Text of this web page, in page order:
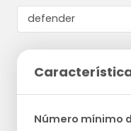
Número mínimo